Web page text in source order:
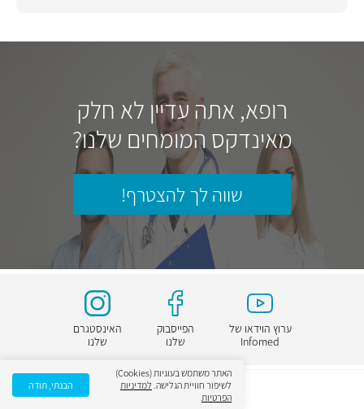
רופא, אתה עדיין לא חלק
מאינדקס המומחים שלנו?
שווה לך להצטרף!
ערוץ הוידאו של
Infomed
הפייסבוק
שלנו
האינסטגרם
שלנו
האתר משתמש בעוגיות (Cookies)
לשיפור חוויית הגלישה. למדיניות
הפרטיות
הבנתי, תודה